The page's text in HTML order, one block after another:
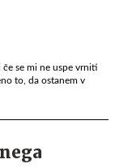
če se mi ne uspe vrniti
to, da ostanem v